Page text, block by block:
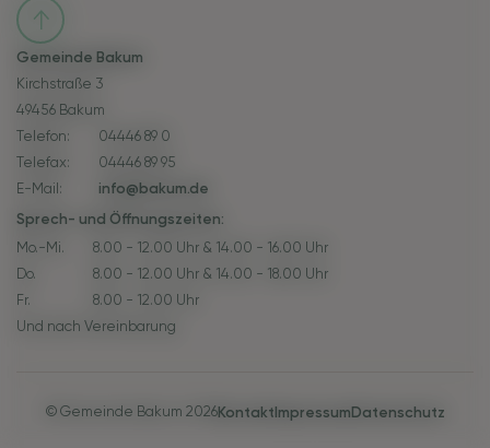
Gemeinde Bakum
Kirchstraße 3
49456 Bakum
Telefon:
04446 89 0
Telefax:
04446 89 95
E-Mail:
info@bakum.de
Sprech- und Öffnungszeiten:
Mo.-Mi.
8.00 - 12.00 Uhr & 14.00 - 16.00 Uhr
Do.
8.00 - 12.00 Uhr & 14.00 - 18.00 Uhr
Fr.
8.00 - 12.00 Uhr
Und nach Vereinbarung
© Gemeinde Bakum 2026KontaktImpressumDatenschutz